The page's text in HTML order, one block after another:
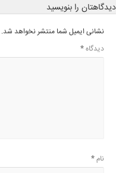
دیدگاهتان را بنویسید
نشانی ایمیل شما منتشر نخواهد شد.
دیدگاه*
نام*